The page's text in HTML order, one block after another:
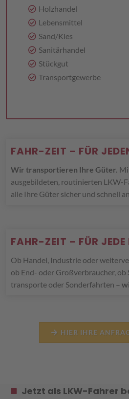
Holzhandel
Lebensmittel
Sand/Kies
Sanitär­handel
Stückgut
Transport­gewerbe
FAHR-ZEIT – FÜR
Wir transportieren Ihre Güter.
ausgebildeten, routinierten LKW-
alle Ihre Güter sicher und schnell
FAHR-ZEIT – FÜR JEDE
Ob Handel, Industrie oder
ob End- oder Großverbraucher, ob
transporte oder Sonderfahrten –
HIER IHRE
Jetzt als LKW-Fahrer